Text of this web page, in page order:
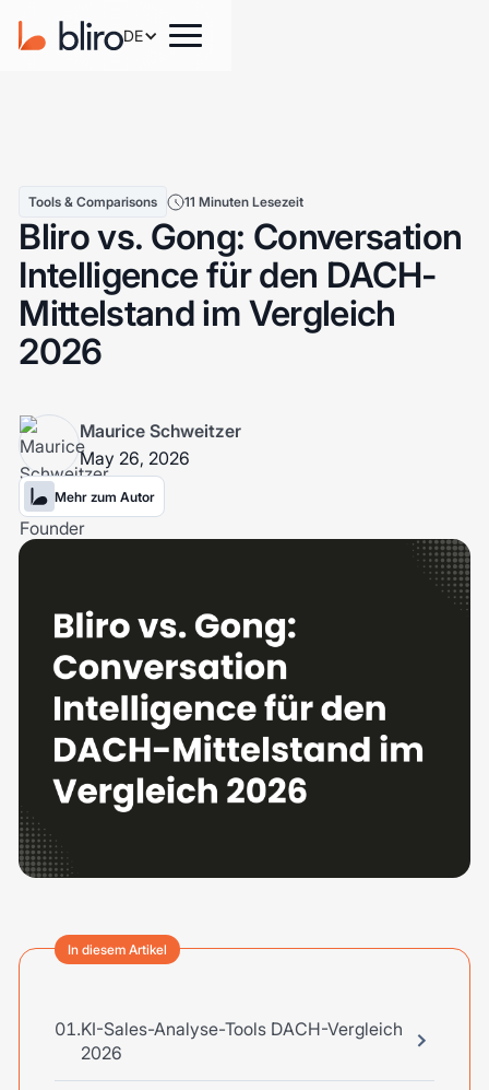
DE
Tools & Comparisons 11 Minuten Lesezeit
Bliro vs. Gong: Conversation
Intelligence für den DACH-
Mittelstand im Vergleich
2026
Maurice Schweitzer
May 26, 2026
Mehr zum Autor
In diesem Artikel
KI-Sales-Analyse-Tools DACH-Vergleich
2026